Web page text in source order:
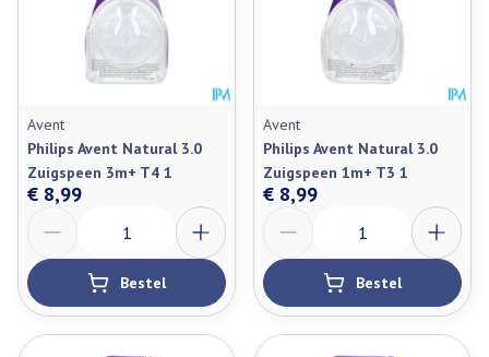
Avent
Philips Avent Natural 3.0
Zuigspeen 3m+ T4 1
€ 8,99
Bestel
Avent
Philips Avent Natural 3.0
Zuigspeen 1m+ T3 1
€ 8,99
Bestel